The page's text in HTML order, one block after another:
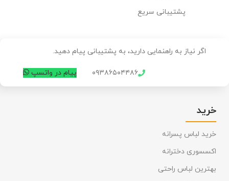
پشتیبانی سریع
اگر نیاز به راهنمایی دارید، به پشتیبانی پیام دهید.
۰۹۳۸۶۵۰۴۴۸۶ پیام در واتسپ
خرید
خرید لباس پسرانه
اکسسوری دخترانه
بهترین لباس راحتی